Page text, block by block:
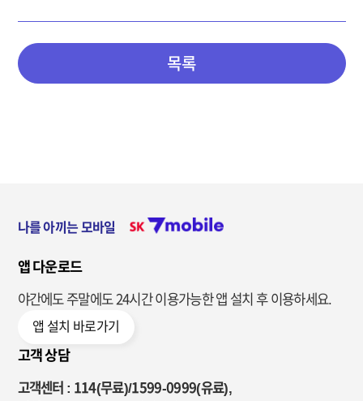
목록
나를 아끼는 모바일
앱 다운로드
야간에도 주말에도 24시간 이용가능한앱 설치 후 이용하세요.
앱 설치 바로가기
고객 상담
고객센터 : 114(무료)/1599-0999(유료),